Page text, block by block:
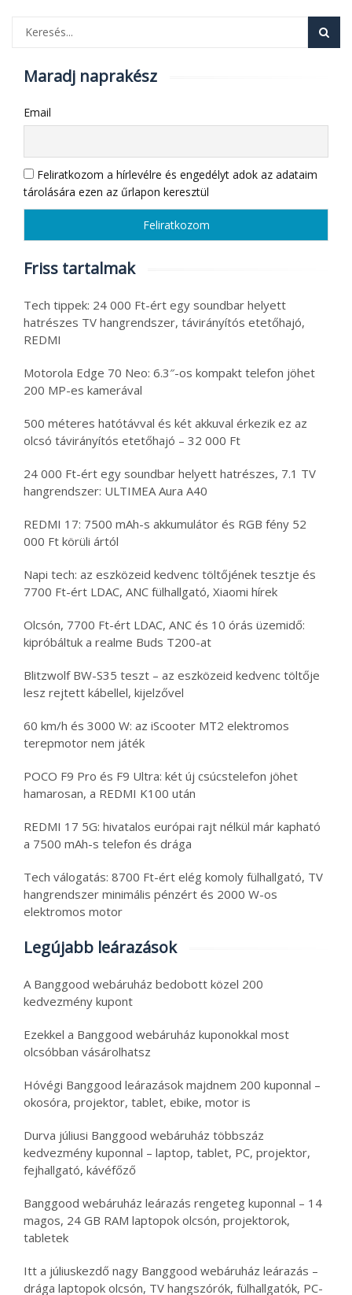
Maradj naprakész
Email
Feliratkozom a hírlevélre és engedélyt adok az adataim
tárolására ezen az űrlapon keresztül
Friss tartalmak
Tech tippek: 24 000 Ft-ért egy soundbar helyett
hatrészes TV hangrendszer, távirányítós etetőhajó,
REDMI
Motorola Edge 70 Neo: 6.3″-os kompakt telefon jöhet
200 MP-es kamerával
500 méteres hatótávval és két akkuval érkezik ez az
olcsó távirányítós etetőhajó – 32 000 Ft
24 000 Ft-ért egy soundbar helyett hatrészes, 7.1 TV
hangrendszer: ULTIMEA Aura A40
REDMI 17: 7500 mAh-s akkumulátor és RGB fény 52
000 Ft körüli ártól
Napi tech: az eszközeid kedvenc töltőjének tesztje és
7700 Ft-ért LDAC, ANC fülhallgató, Xiaomi hírek
Olcsón, 7700 Ft-ért LDAC, ANC és 10 órás üzemidő:
kipróbáltuk a realme Buds T200-at
Blitzwolf BW-S35 teszt – az eszközeid kedvenc töltője
lesz rejtett kábellel, kijelzővel
60 km/h és 3000 W: az iScooter MT2 elektromos
terepmotor nem játék
POCO F9 Pro és F9 Ultra: két új csúcstelefon jöhet
hamarosan, a REDMI K100 után
REDMI 17 5G: hivatalos európai rajt nélkül már kapható
a 7500 mAh-s telefon és drága
Tech válogatás: 8700 Ft-ért elég komoly fülhallgató, TV
hangrendszer minimális pénzért és 2000 W-os
elektromos motor
Legújabb leárazások
A Banggood webáruház bedobott közel 200
kedvezmény kupont
Ezekkel a Banggood webáruház kuponokkal most
olcsóbban vásárolhatsz
Hóvégi Banggood leárazások majdnem 200 kuponnal –
okosóra, projektor, tablet, ebike, motor is
Durva júliusi Banggood webáruház többszáz
kedvezmény kuponnal – laptop, tablet, PC, projektor,
fejhallgató, kávéfőző
Banggood webáruház leárazás rengeteg kuponnal – 14
magos, 24 GB RAM laptopok olcsón, projektorok,
tabletek
Itt a júliuskezdő nagy Banggood webáruház leárazás –
drága laptopok olcsón, TV hangszórók, fülhallgatók, PC-